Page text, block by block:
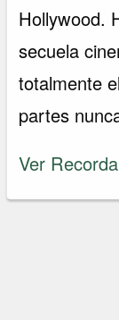
Hollywood.
secuela
totalmente
partes
Ver